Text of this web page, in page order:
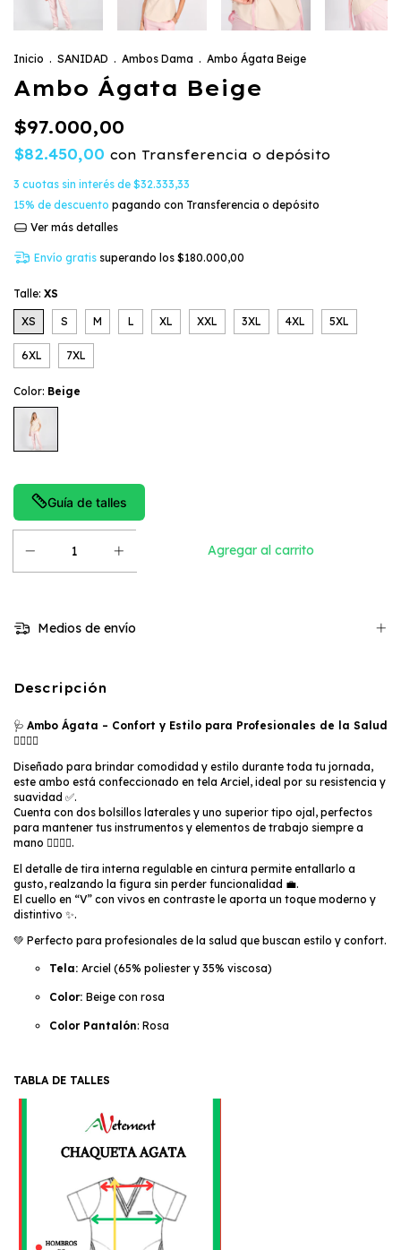
Inicio . SANIDAD . Ambos Dama . Ambo Ágata Beige
Ambo Ágata Beige
$97.000,00
$82.450,00 con Transferencia o depósito
3 cuotas sin interés de $32.333,33
15% de descuento pagando con Transferencia o depósito
Ver más detalles
Envío gratis superando los $180.000,00
Talle: XS
XS S M L XL XXL 3XL 4XL 5XL
6XL 7XL
Color: Beige
Guía de talles
Medios de envío
Descripción
🩺 Ambo Ágata – Confort y Estilo para Profesionales de la Salud
👩‍⚕️👨‍⚕️
Diseñado para brindar comodidad y estilo durante toda tu jornada,
este ambo está confeccionado en tela Arciel, ideal por su resistencia y
suavidad ✅.
Cuenta con dos bolsillos laterales y uno superior tipo ojal, perfectos
para mantener tus instrumentos y elementos de trabajo siempre a
mano 🧑‍⚕️👨‍⚕️.
El detalle de tira interna regulable en cintura permite entallarlo a
gusto, realzando la figura sin perder funcionalidad 💼.
El cuello en “V” con vivos en contraste le aporta un toque moderno y
distintivo ✨.
💚 Perfecto para profesionales de la salud que buscan estilo y confort.
Tela: Arciel (65% poliester y 35% viscosa)
Color: Beige con rosa
Color Pantalón: Rosa
TABLA DE TALLES